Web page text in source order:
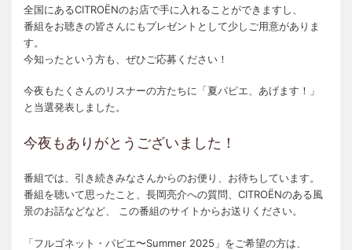
全国にあるCITROËNのお店で手に入れることができますし、
番組をお聴きの皆さんにもプレゼントとして少しご用意がありま
す。
今知ったという方も、ぜひご応募ください！
今夜もたくさんのリスナーの方たちに「夏パピエ、あげます！」
と当選発表しました。
今夜もありがとうございました！
番組では、引き続きみなさんからのお便り、お待ちしています。
番組を聴いて思ったこと、長岡亮介への質問、CITROËNのある風
景のお話などなど、 この番組のサイトからお送りください。
「フルゴネット・パピエ〜Summer 2025」をご希望の方は、